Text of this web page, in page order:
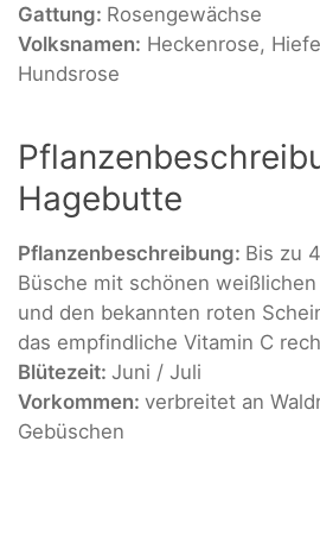
Gattung: Rosengewächse
Volksnamen: Heckenrose,
Hundsrose
Hagebutte
Pflanzenbeschreibung: Bis zu
Büsche mit schönen
und den bekannten roten
das empfindliche Vitamin C
Blütezeit: Juni / Juli
Vorkommen: verbreitet an
Gebüschen